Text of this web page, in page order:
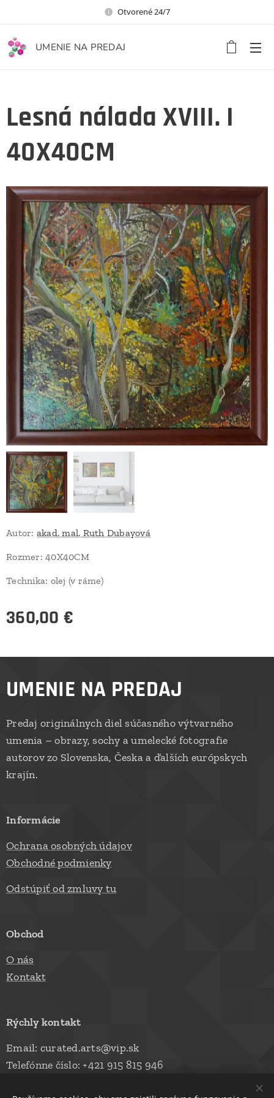
Otvorené 24/7
UMENIE NA PREDAJ
Lesná nálada XVIII. I
40X40CM
Autor: akad. mal. Ruth Dubayová
Rozmer: 40X40CM
Technika: olej (v ráme)
360,00 €
UMENIE NA PREDAJ
Predaj originálnych diel súčasného výtvarného
umenia – obrazy, sochy a umelecké fotografie
autorov zo Slovenska, Česka a ďalších európskych
krajín.
Informácie
Ochrana osobných údajov
Obchodné podmienky
Odstúpiť od zmluvy tu
Obchod
O nás
Kontakt
Rýchly kontakt
Email: curated.arts@vip.sk
Telefónne číslo: +421 915 815 946